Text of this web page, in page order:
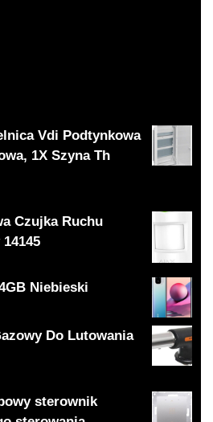
Vdi Podtynkowa
1X Szyna Th
Czujka Ruchu
Niebieski
Do Lutowania
sterownik